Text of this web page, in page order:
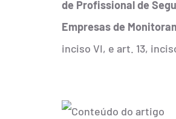
de Profissional de
Empresas de
inciso VI, e art. 13,